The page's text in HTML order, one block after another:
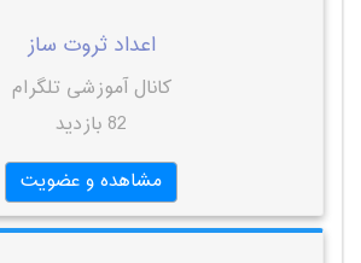
اعداد ثروت ساز
کانال آموزشی تلگرام
82 بازدید
مشاهده و عضویت